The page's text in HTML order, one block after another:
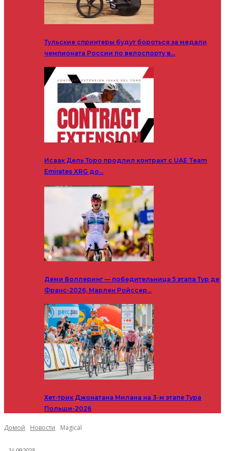
Тульские спринтеры будут бороться за медали
чемпионата России по велоспорту в…
Исаак Дель Торо продлил контракт с UAE Team
Emirates XRG до…
Деми Воллеринг — победительница 5 этапа Тур де
Франс-2026, Марлен Ройссер…
Хет-трик Джонатана Милана на 3-м этапе Тура
Польши-2026
Домой Новости Magical